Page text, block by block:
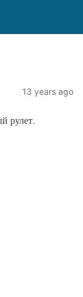
13 years ago
рулет.